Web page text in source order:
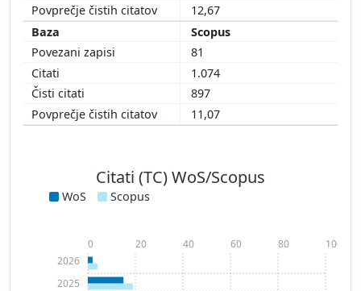
12,67
Scopus
81
1.074
897
11,07
Citati (TC) WoS/Scopus
WoS Scopus
2025
2026
0 20 40 60 80 100